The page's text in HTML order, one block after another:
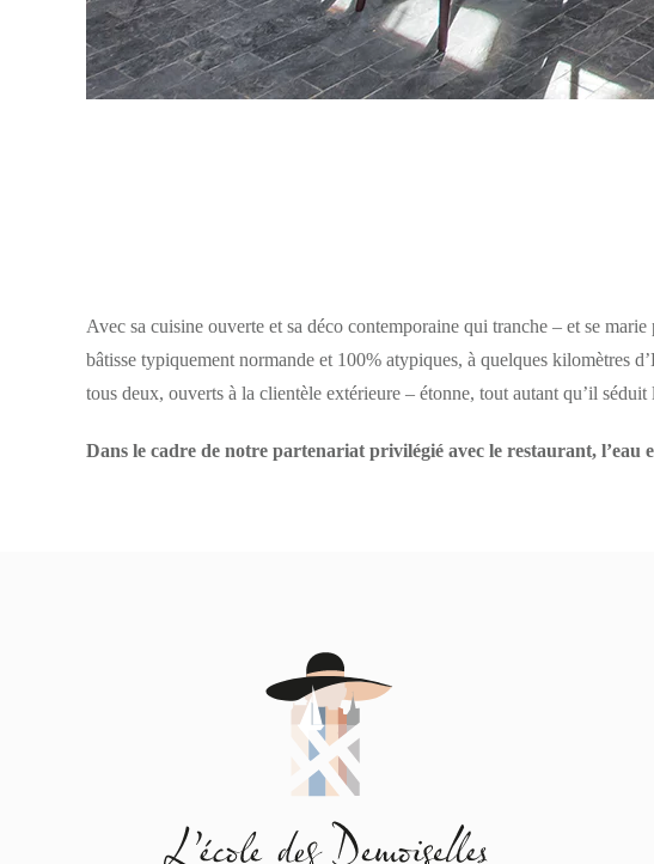
Avec sa cuisine ouverte et sa déco contemporaine qui tranche – et se
bâtisse typiquement normande et 100% atypiques, à quelques kilomètres
tous deux, ouverts à la clientèle extérieure – étonne, tout autant qu’il séduit
Dans le cadre de notre partenariat privilégié avec le restaurant, l’eau